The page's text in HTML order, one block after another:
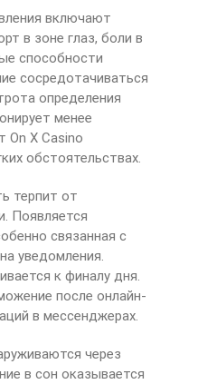
включают
в зоне глаз, боли в
способности
сосредотачиваться
определения
менее
On X Casino
обстоятельствах.
терпит от
Появляется
связанная с
уведомления.
к финалу дня.
после онлайн-
в мессенджерах.
через
в сон оказывается